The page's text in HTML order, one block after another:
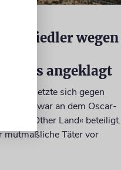
Siedler wegen
angeklagt
Aktivist setzte sich gegen
ein und war an dem Oscar-
»No Other Land« beteiligt.
mutmaßliche Täter vor